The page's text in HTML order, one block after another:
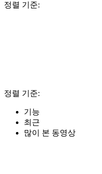
정렬 기준:
정렬 기준:
기능
최근
많이 본 동영상